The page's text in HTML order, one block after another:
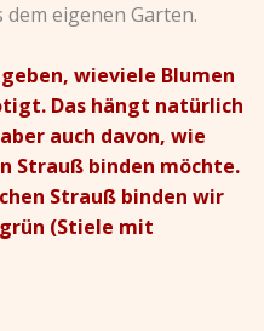
eigenen Garten.
wieviele Blumen
Das hängt natürlich
auch davon, wie
Strauß binden möchte.
Strauß binden wir
(Stiele mit